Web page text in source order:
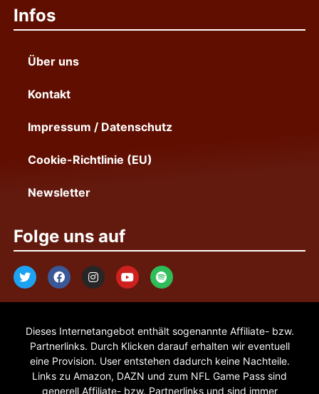
Infos
Über uns
Kontakt
Impressum / Datenschutz
Cookie-Richtlinie (EU)
Newsletter
Folge uns auf
Dieses Internetangebot enthält sogenannte Affiliate- bzw.
Partnerlinks. Durch Klicken darauf erhalten wir eventuell
eine Provision. User entstehen dadurch keine Nachteile.
Links zu Amazon, DAZN und zum NFL Game Pass sind
generell Affiliate- bzw. Partnerlinks und sind immer